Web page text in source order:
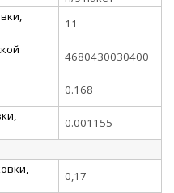
11
4680430030400
0.168
0.001155
0,17